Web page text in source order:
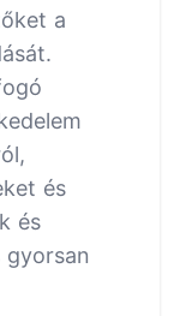
a
és
és